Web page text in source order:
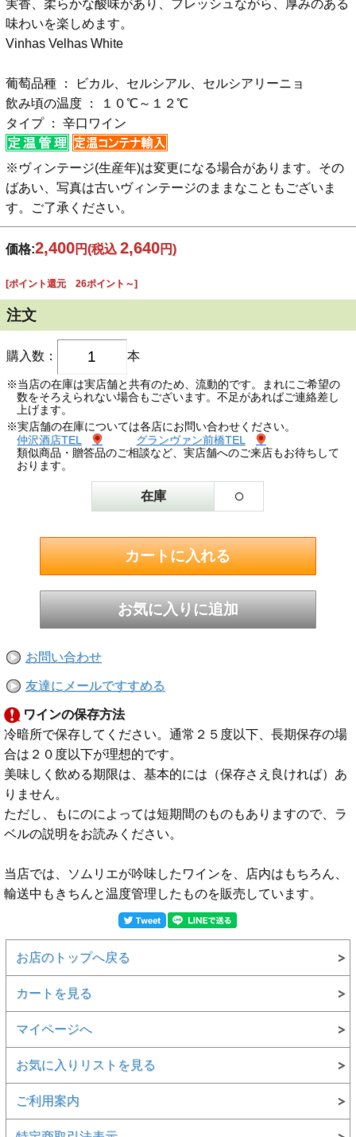
実香、柔らかな酸味があり、フレッシュながら、厚みのある
味わいを楽しめます。
Vinhas Velhas White
葡萄品種 ： ビカル、セルシアル、セルシアリーニョ
飲み頃の温度 ： １０℃～１２℃
タイプ ： 辛口ワイン
※ヴィンテージ(生産年)は変更になる場合があります。その
ばあい、写真は古いヴィンテージのままなこともございま
す。ご了承ください。
価格:2,400円(税込 2,640円)
[ポイント還元 26ポイント～]
注文
購入数： 本
※当店の在庫は実店舗と共有のため、流動的です。まれにご希望の
数をそろえられない場合もございます。不足があればご連絡差し
上げます。
※実店舗の在庫については各店にお問い合わせください。
仲沢酒店TEL
グランヴァン前橋TEL
類似商品・贈答品のご相談など、実店舗へのご来店もお待ちして
おります。
在庫 ○
お問い合わせ
友達にメールですすめる
ワインの保存方法
冷暗所で保存してください。通常２５度以下、長期保存の場
合は２０度以下が理想的です。
美味しく飲める期限は、基本的には（保存さえ良ければ）あ
りません。
ただし、もにのによっては短期間のものもありますので、ラ
ベルの説明をお読みください。
当店では、ソムリエが吟味したワインを、店内はもちろん、
輸送中もきちんと温度管理したものを販売しています。
お店のトップへ戻る
カートを見る
マイページへ
お気に入りリストを見る
ご利用案内